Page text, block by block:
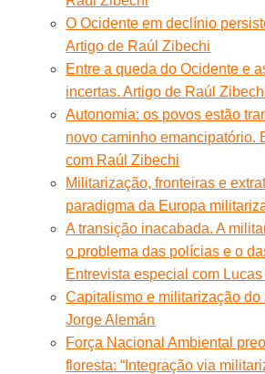
O Ocidente em declínio
Artigo de Raúl Zibechi
Entre a queda do Ocidente e
incertas. Artigo de Raúl
Autonomia: os povos estão
novo caminho emancipatório.
com Raúl Zibechi
Militarização, fronteiras e
paradigma da Europa
A transição inacabada. A
o problema das polícias e o
Entrevista especial com
Capitalismo e militarização do
Jorge Alemán
Força Nacional Ambiental
floresta: “Integração via